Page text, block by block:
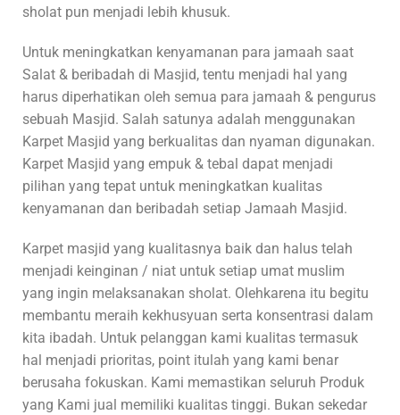
sholat pun menjadi lebih khusuk.
Untuk meningkatkan kenyamanan para jamaah saat
Salat & beribadah di Masjid, tentu menjadi hal yang
harus diperhatikan oleh semua para jamaah & pengurus
sebuah Masjid. Salah satunya adalah menggunakan
Karpet Masjid yang berkualitas dan nyaman digunakan.
Karpet Masjid yang empuk & tebal dapat menjadi
pilihan yang tepat untuk meningkatkan kualitas
kenyamanan dan beribadah setiap Jamaah Masjid.
Karpet masjid yang kualitasnya baik dan halus telah
menjadi keinginan / niat untuk setiap umat muslim
yang ingin melaksanakan sholat. Olehkarena itu begitu
membantu meraih kekhusyuan serta konsentrasi dalam
kita ibadah. Untuk pelanggan kami kualitas termasuk
hal menjadi prioritas, point itulah yang kami benar
berusaha fokuskan. Kami memastikan seluruh Produk
yang Kami jual memiliki kualitas tinggi. Bukan sekedar